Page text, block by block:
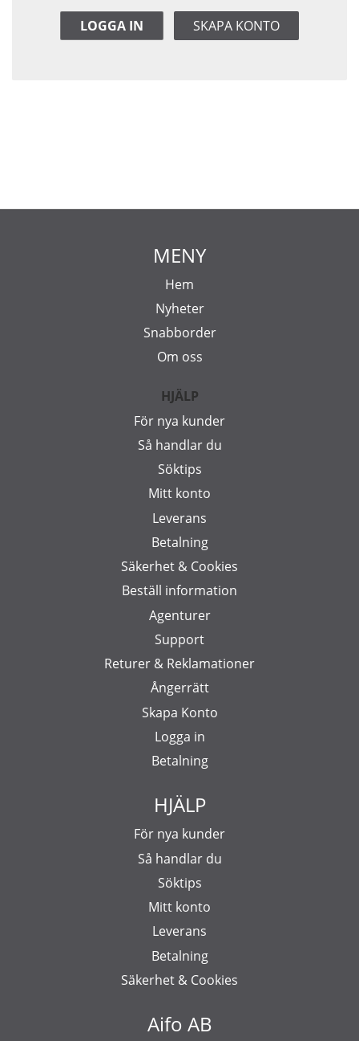
LOGGA IN SKAPA KONTO
Aifo AB
MENY
Hem
Nyheter
Snabborder
Om oss
HJÄLP
För nya kunder
Så handlar du
Söktips
Mitt konto
Leverans
Betalning
Säkerhet & Cookies
Beställ information
Agenturer
Support
Returer & Reklamationer
Ångerrätt
Skapa Konto
Logga in
Betalning
HJÄLP
För nya kunder
Så handlar du
Söktips
Mitt konto
Leverans
Betalning
Säkerhet & Cookies